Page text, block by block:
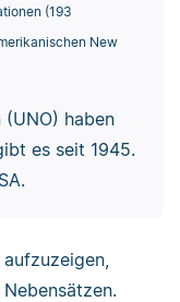
(193
New
haben
es seit 1945.